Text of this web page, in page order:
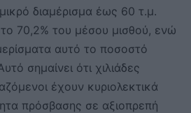
διαμέρισμα έως 60 τ.μ.
το 70,2% του μέσου μισθού, ενώ
αυτό το ποσοστό
σημαίνει ότι χιλιάδες
έχουν κυριολεκτικά
πρόσβασης σε αξιοπρεπή